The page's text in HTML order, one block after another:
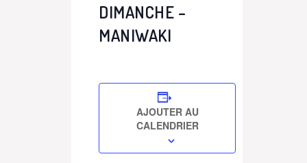
DIMANCHE –
MANIWAKI
AJOUTER AU
CALENDRIER